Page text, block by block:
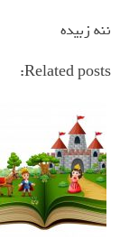
ننه زبيده
Related posts: